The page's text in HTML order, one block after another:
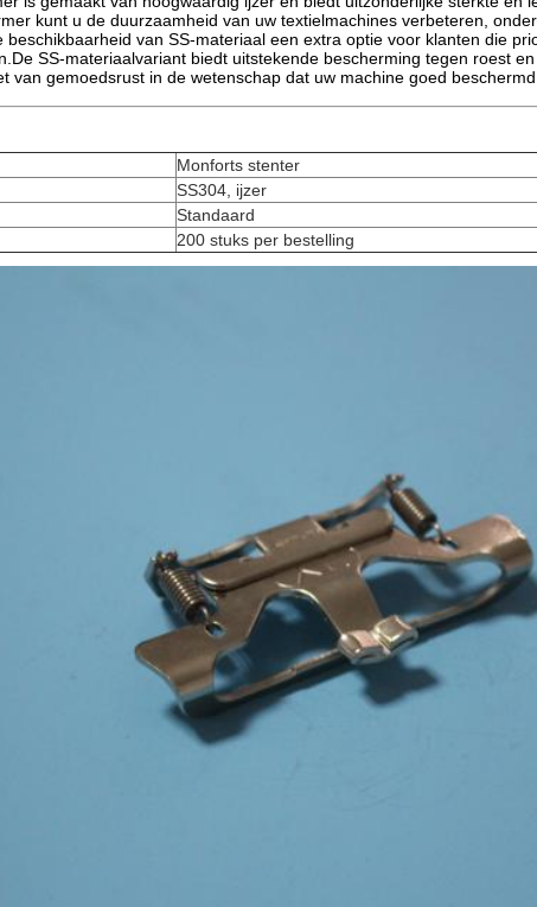
kunt u de duurzaamheid van uw textielmachines verbeteren,
beschikbaarheid van SS-materiaal een extra optie voor klanten die
SS-materiaalvariant biedt uitstekende bescherming tegen roest
van gemoedsrust in de wetenschap dat uw machine goed beschermd
Monforts stenter
SS304, ijzer
Standaard
200 stuks per bestelling